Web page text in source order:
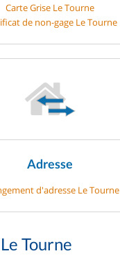
Carte Grise Le Tourne
de non-gage Le Tourne
Adresse
d'adresse Le Tourne
Tourne